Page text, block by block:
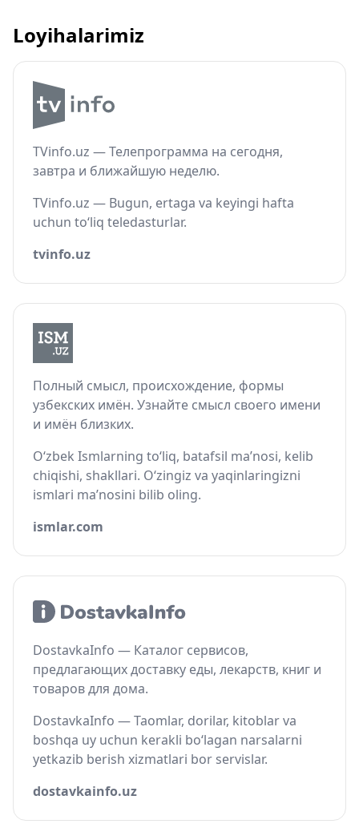
Loyihalarimiz
TVinfo.uz — Телепрограмма на сегодня,
завтра и ближайшую неделю.
TVinfo.uz — Bugun, ertaga va keyingi hafta
uchun to‘liq teledasturlar.
tvinfo.uz
Полный смысл, происхождение, формы
узбекских имён. Узнайте смысл своего имени
и имён близких.
O‘zbek Ismlarning to‘liq, batafsil ma’nosi, kelib
chiqishi, shakllari. O‘zingiz va yaqinlaringizni
ismlari ma’nosini bilib oling.
ismlar.com
DostavkaInfo — Каталог сервисов,
предлагающих доставку еды, лекарств, книг и
товаров для дома.
DostavkaInfo — Taomlar, dorilar, kitoblar va
boshqa uy uchun kerakli bo‘lagan narsalarni
yetkazib berish xizmatlari bor servislar.
dostavkainfo.uz